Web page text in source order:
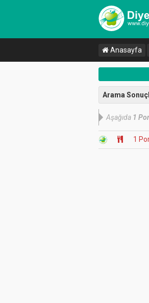
Anasayfa
Arama
Aşağıda 1
1